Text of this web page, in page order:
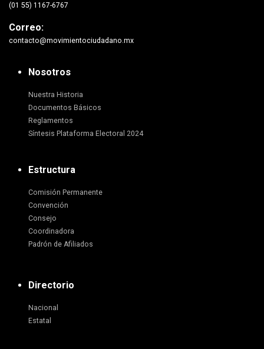
(01 55) 1167-6767
Correo:
contacto@movimientociudadano.mx
Nosotros
Nuestra Historia
Documentos Básicos
Reglamentos
Síntesis Plataforma Electoral 2024
Estructura
Comisión Permanente
Convención
Consejo
Coordinadora
Padrón de Afiliados
Directorio
Nacional
Estatal